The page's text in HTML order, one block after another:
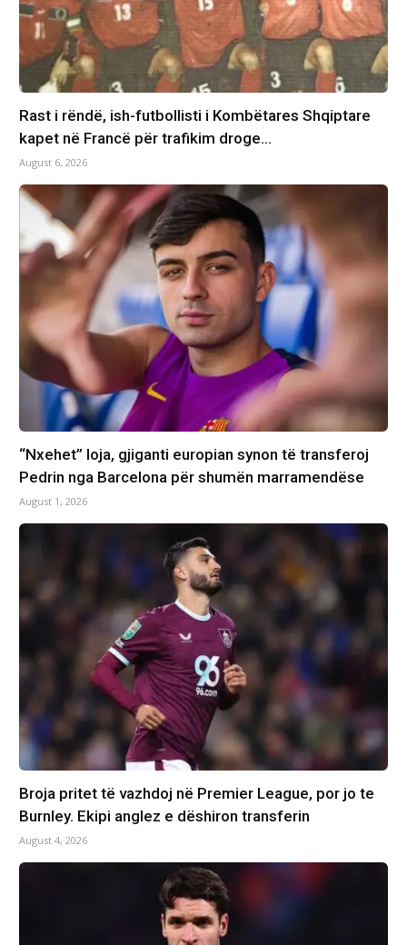
Rast i rëndë, ish-futbollisti i Kombëtares Shqiptare
kapet në Francë për trafikim droge…
August 6, 2026
“Nxehet” loja, gjiganti europian synon të transferoj
Pedrin nga Barcelona për shumën marramendëse
August 1, 2026
Broja pritet të vazhdoj në Premier League, por jo te
Burnley. Ekipi anglez e dëshiron transferin
August 4, 2026